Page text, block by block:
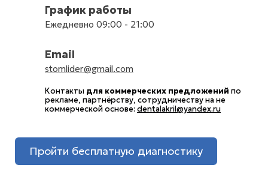
График работы
Ежедневно 09:00 - 21:00
Email
stomlider@gmail.com
Контакты для коммерческих предложений по
рекламе, партнёрству, сотрудничеству на не
коммерческой основе: dentalakril@yandex.ru
Пройти бесплатную диагностику